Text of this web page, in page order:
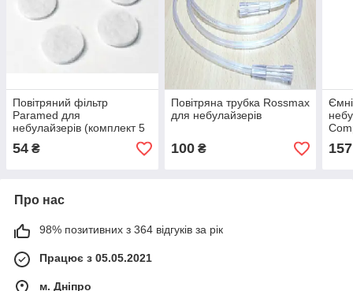
Повітряний фільтр
Paramed для
небулайзерів (комплект 5
шт.)
54 ₴
Повітряна трубка Rossmax
для небулайзерів
100₴ 157
Про нас
98% позитивних з 364 відгуків за рік
Працює з 05.05.2021
м. Дніпро